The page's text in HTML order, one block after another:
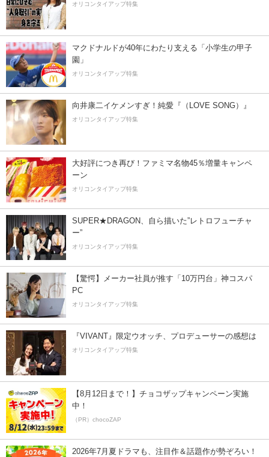
オリコンタイアップ特集
マクドナルドが40年にわたり支える「小学生の甲子
園」
オリコンタイアップ特集
向井康二イケメンすぎ！純愛『（LOVE SONG）』
オリコンタイアップ特集
大好評につき再び！ファミマ名物45％増量キャンペ
ーン
オリコンタイアップ特集
SUPER★DRAGON、自ら描いた”レトロフューチャ
ー”
オリコンタイアップ特集
【驚愕】メーカー社員が推す「10万円台」神コスパ
PC
オリコンタイアップ特集
『VIVANT』限定ウオッチ、プロデューサーの感想は
オリコンタイアップ特集
【8月12日まで！】チョコザップキャンペーン実施
中！
（PR）chocoZAP
2026年7月夏ドラマも、注目作＆話題作が勢ぞろい！